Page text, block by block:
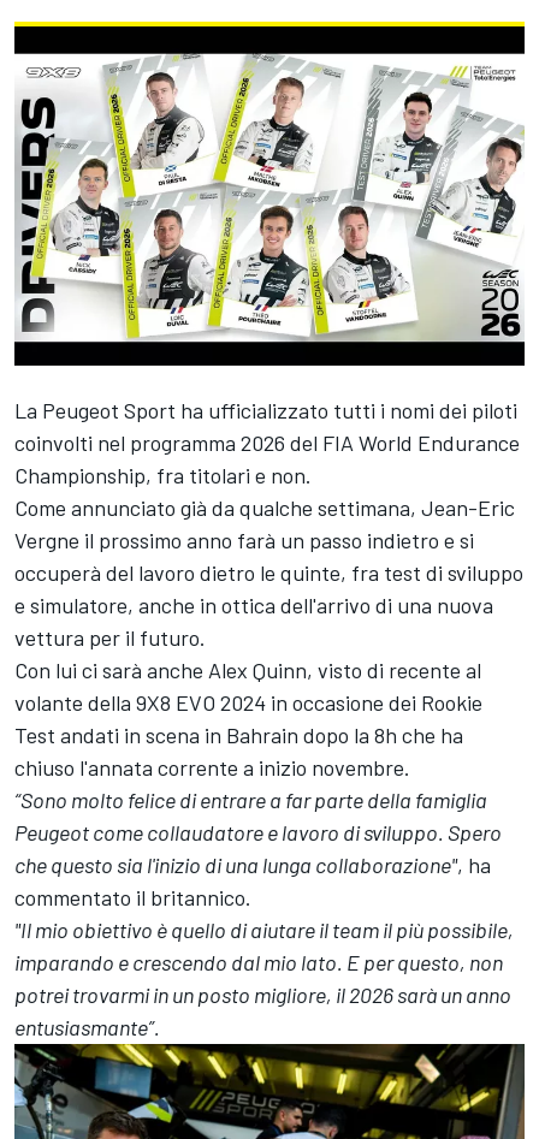
La Peugeot Sport ha ufficializzato tutti i nomi dei piloti
coinvolti nel programma 2026 del FIA World Endurance
Championship, fra titolari e non.
Come annunciato già da qualche settimana, Jean-Eric
Vergne il prossimo anno farà un passo indietro e si
occuperà del lavoro dietro le quinte, fra test di sviluppo
e simulatore, anche in ottica dell'arrivo di una nuova
vettura per il futuro.
Con lui ci sarà anche Alex Quinn, visto di recente al
volante della 9X8 EVO 2024 in occasione dei Rookie
Test andati in scena in Bahrain dopo la 8h che ha
chiuso l'annata corrente a inizio novembre.
“Sono molto felice di entrare a far parte della famiglia
Peugeot come collaudatore e lavoro di sviluppo. Spero
che questo sia l'inizio di una lunga collaborazione", ha
commentato il britannico.
"Il mio obiettivo è quello di aiutare il team il più possibile,
imparando e crescendo dal mio lato. E per questo, non
potrei trovarmi in un posto migliore, il 2026 sarà un anno
entusiasmante”.